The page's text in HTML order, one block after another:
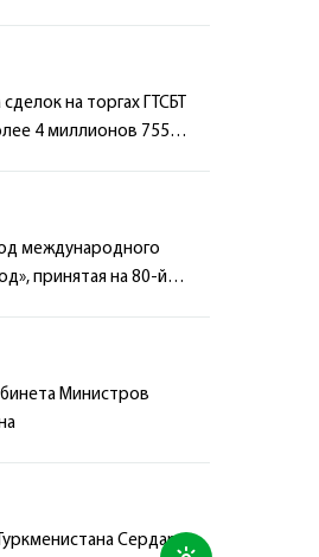
на торгах ГТСБТ
4 миллионов 755
международного
принятая на 80-й
Министров
Сердару